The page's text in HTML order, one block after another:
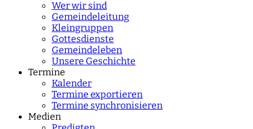
Wer wir sind
Gemeindeleitung
Kleingruppen
Gottesdienste
Gemeindeleben
Unsere Geschichte
Termine
Kalender
Termine exportieren
Termine synchronisieren
Medien